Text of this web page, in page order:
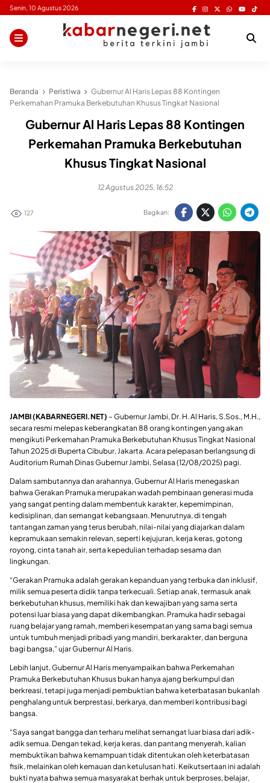
Skip
content
Senin, 10 Agustus 2026
Beranda Peristiwa
Gubernur Al Haris Lepas 88 Kontingen
Perkemahan Pramuka Berkebutuhan Khusus Tingkat Nasional
Gubernur Al Haris Lepas 88 Kontingen
Perkemahan Pramuka Berkebutuhan
Khusus Tingkat Nasional
12 Agustus 2025, 16:52
127 Bagikan:
JAMBI (KABARNEGERI.NET) – Gubernur Jambi, Dr. H. Al Haris, S.Sos., M.H.,
secara resmi melepas keberangkatan 88 orang kontingen yang akan
mengikuti Perkemahan Pramuka Berkebutuhan Khusus Tingkat Nasional
Tahun 2025 di Buperta Cibubur, Jakarta. Acara pelepasan berlangsung di
Auditorium Rumah Dinas Gubernur Jambi, Selasa (12/08/2025) pagi.
Dalam sambutannya dan arahannya, Gubernur Al Haris menegaskan
bahwa Gerakan Pramuka merupakan wadah pembinaan generasi muda
yang sangat penting dalam membentuk karakter, kepemimpinan,
kedisiplinan, dan semangat kebangsaan. Menurutnya, di tengah
tantangan zaman yang terus berubah, nilai-nilai yang diajarkan dalam
kepramukaan semakin relevan, seperti kejujuran, kerja keras, gotong
royong, cinta tanah air, serta kepedulian terhadap sesama dan
lingkungan.
“Gerakan Pramuka adalah gerakan kepanduan yang terbuka dan inklusif,
milik semua peserta didik tanpa terkecuali. Setiap anak, termasuk anak
berkebutuhan khusus, memiliki hak dan kewajiban yang sama serta
potensi luar biasa yang dapat dikembangkan. Pramuka hadir sebagai
ruang belajar yang ramah, memberi kesempatan yang sama bagi semua
untuk tumbuh menjadi pribadi yang mandiri, berkarakter, dan berguna
bagi bangsa,” ujar Gubernur Al Haris.
Lebih lanjut, Gubernur Al Haris menyampaikan bahwa Perkemahan
Pramuka Berkebutuhan Khusus bukan hanya ajang berkumpul dan
berkreasi, tetapi juga menjadi pembuktian bahwa keterbatasan bukanlah
penghalang untuk berprestasi, berkarya, dan memberi kontribusi bagi
bangsa.
“Saya sangat bangga dan terharu melihat semangat luar biasa dari adik-
adik semua. Dengan tekad, kerja keras, dan pantang menyerah, kalian
membuktikan bahwa kemampuan tidak ditentukan oleh keterbatasan
fisik, melainkan oleh kemauan dan ketulusan hati. Keikutsertaan ini adalah
bukti nyata bahwa semua masyarakat berhak untuk berproses, belajar,